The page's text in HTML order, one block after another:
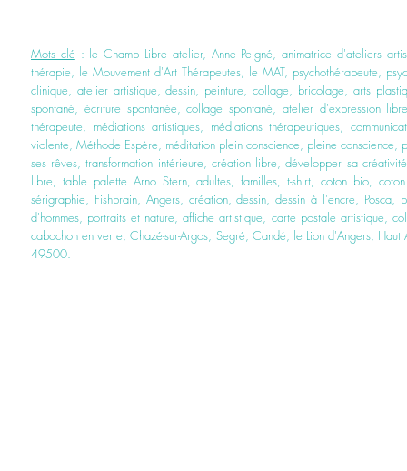
Mots clé : le Champ Libre atelier, Anne Peigné, animatrice d'ateliers
thérapie, le Mouvement d'Art Thérapeutes, le MAT, psychothérapeute,
clinique, atelier artistique, dessin, peinture, collage, bricolage, arts
spontané, écriture spontanée, collage spontané, atelier d'expression
thérapeute, médiations artistiques, médiations thérapeutiques,
violente, Méthode Espère, méditation plein conscience, pleine conscience,
ses rêves, transformation intérieure, création libre, développer sa
libre, table palette Arno Stern, adultes, familles, t-shirt, coton bio,
sérigraphie, Fishbrain, Angers, création,dessin, dessin à l'encre, Posca,
d'hommes, portraits et nature, affiche artistique, carte postale artistique,
cabochon en verre,Chazé-sur-Argos, Segré, Candé, le Lion d'Angers,
49500.